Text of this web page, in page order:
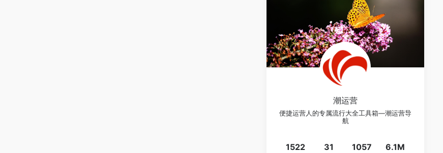
潮运营
便捷运营人的专属流行大全工具箱—潮运营导
航
1522 31 1057 6.1M